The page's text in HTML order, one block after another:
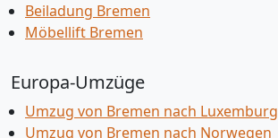
Beiladung Bremen
Möbellift Bremen
Europa-Umzüge
Umzug von Bremen nach Luxemburg
Umzug von Bremen nach Norwegen